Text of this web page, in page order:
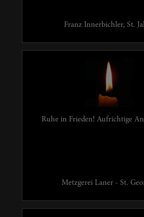
Franz Innerbichler, St.
Ruhe in Frieden! Aufrichtige
Metzgerei Laner - St.